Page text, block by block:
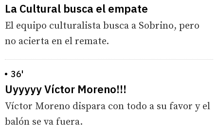
La Cultural busca el empate
El equipo culturalista busca a Sobrino, pero
no acierta en el remate.
36'
Uyyyyy Víctor Moreno!!!
Víctor Moreno dispara con todo a su favor y el
balón se va fuera.